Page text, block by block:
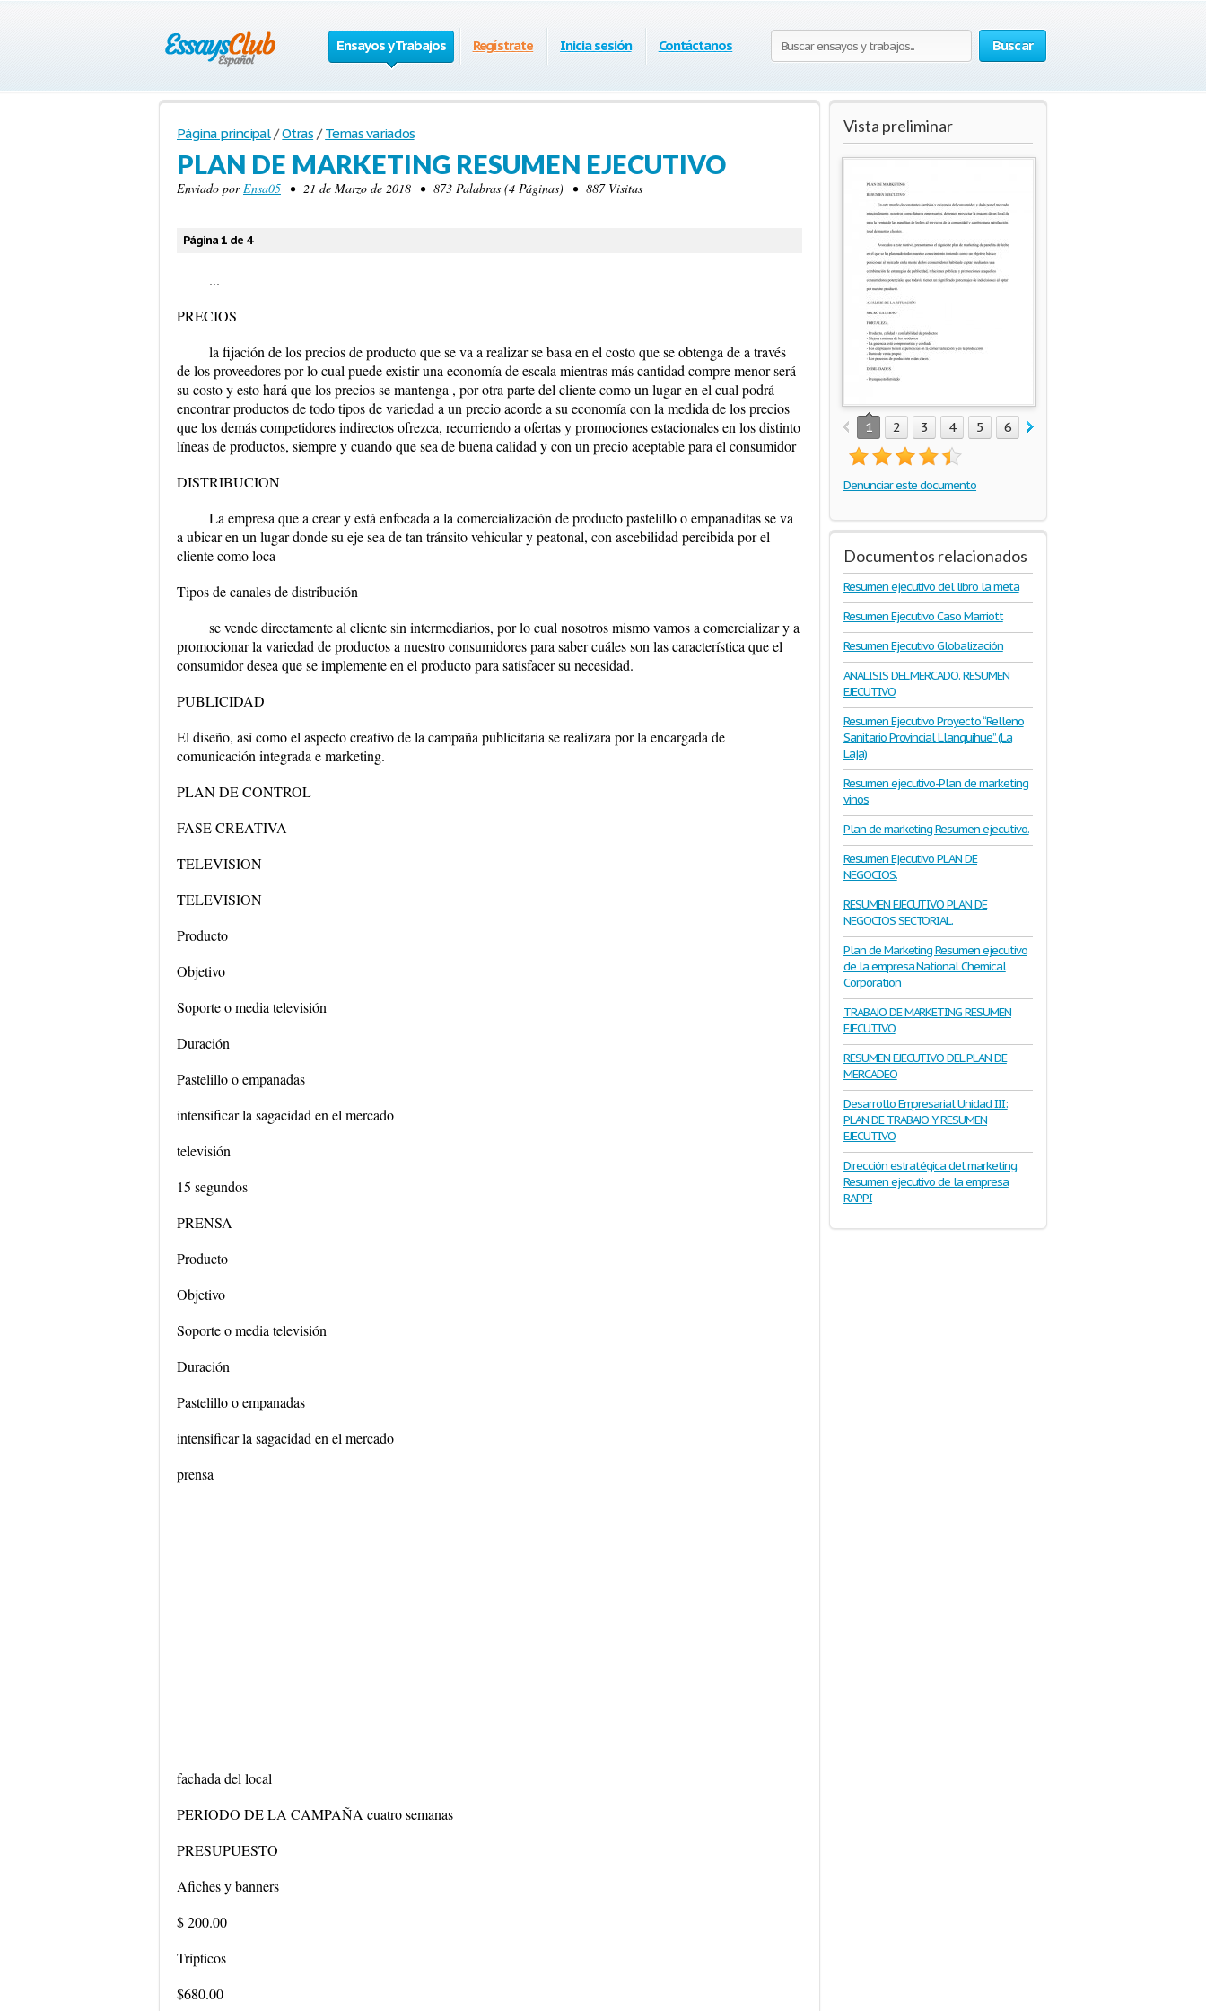
Buscar
Ensayos y Trabajos Regístrate Inicia sesión Contáctanos
Página principal / Otras / Temas variados
PLAN DE MARKETING RESUMEN EJECUTIVO
Enviado porEnsa05 • 21 de Marzo de 2018 • 873 Palabras (4 Páginas) • 887 Visitas
Página 1 de 4
...
PRECIOS
la fijación de los precios de producto que se va a realizar se basa en el costo que se obtenga de a través
de los proveedores por lo cual puede existir una economía de escala mientras más cantidad compre menor será
su costo y esto hará que los precios se mantenga , por otra parte del cliente como un lugar en el cual podrá
encontrar productos de todo tipos de variedad a un precio acorde a su economía con la medida de los precios
que los demás competidores indirectos ofrezca, recurriendo a ofertas y promociones estacionales en los distinto
líneas de productos, siempre y cuando que sea de buena calidad y con un precio aceptable para el consumidor
DISTRIBUCION
La empresa que a crear y está enfocada a la comercialización de producto pastelillo o empanaditas se va
a ubicar en un lugar donde su eje sea de tan tránsito vehicular y peatonal, con ascebilidad percibida por el
cliente como loca
Tipos de canales de distribución
se vende directamente al cliente sin intermediarios, por lo cual nosotros mismo vamos a comercializar y a
promocionar la variedad de productos a nuestro consumidores para saber cuáles son las característica que el
consumidor desea que se implemente en el producto para satisfacer su necesidad.
PUBLICIDAD
El diseño, así como el aspecto creativo de la campaña publicitaria se realizara por la encargada de
comunicación integrada e marketing.
PLAN DE CONTROL
FASE CREATIVA
TELEVISION
TELEVISION
Producto
Objetivo
Soporte o media televisión
Duración
Pastelillo o empanadas
intensificar la sagacidad en el mercado
televisión
15 segundos
PRENSA
Producto
Objetivo
Soporte o media televisión
Duración
Pastelillo o empanadas
intensificar la sagacidad en el mercado
prensa
fachada del local
PERIODO DE LA CAMPAÑA cuatro semanas
PRESUPUESTO
Afiches y banners
$ 200.00
Trípticos
$680.00
Vista preliminar
1 2 3 4 5 6 7
Denunciar este documento
Documentos relacionados
Resumen ejecutivo del libro la meta
Resumen Ejecutivo Caso Marriott
Resumen Ejecutivo Globalización
ANALISIS DEL MERCADO. RESUMEN
EJECUTIVO
Resumen Ejecutivo Proyecto “Relleno
Sanitario Provincial Llanquihue” (La
Laja)
Resumen ejecutivo-Plan de marketing
vinos
Plan de marketing Resumen ejecutivo.
Resumen Ejecutivo PLAN DE
NEGOCIOS.
RESUMEN EJECUTIVO PLAN DE
NEGOCIOS SECTORIAL.
Plan de Marketing Resumen ejecutivo
de la empresa National Chemical
Corporation
TRABAJO DE MARKETING RESUMEN
EJECUTIVO
RESUMEN EJECUTIVO DEL PLAN DE
MERCADEO
Desarrollo Empresarial Unidad III:
PLAN DE TRABAJO Y RESUMEN
EJECUTIVO
Dirección estratégica del marketing.
Resumen ejecutivo de la empresa
RAPPI